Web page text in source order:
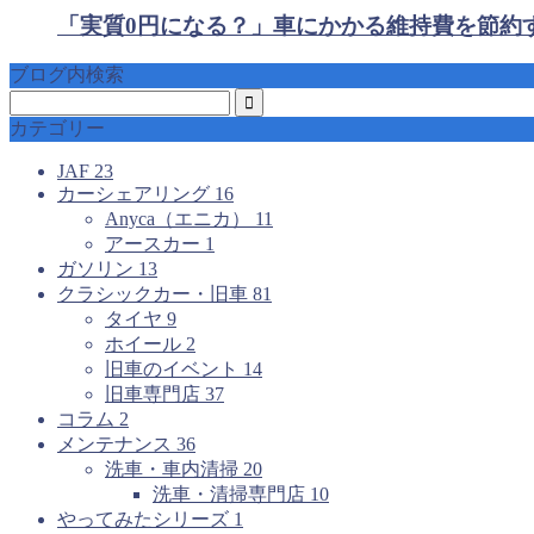
「実質0円になる？」車にかかる維持費を節約
ブログ内検索
カテゴリー
JAF 23
カーシェアリング 16
Anyca（エニカ） 11
アースカー 1
ガソリン 13
クラシックカー・旧車 81
タイヤ 9
ホイール 2
旧車のイベント 14
旧車専門店 37
コラム 2
メンテナンス 36
洗車・車内清掃 20
洗車・清掃専門店 10
やってみたシリーズ 1